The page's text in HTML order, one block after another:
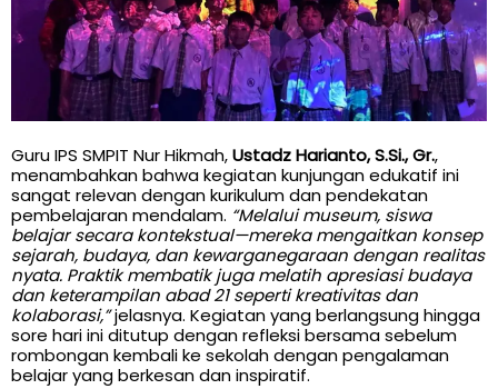
Guru IPS SMPIT Nur Hikmah,Ustadz Harianto, S.Si., Gr.,
menambahkan bahwa kegiatan kunjungan edukatif ini
sangat relevan dengan kurikulum dan pendekatan
pembelajaran mendalam. “Melalui museum, siswa
belajar secara kontekstual—mereka mengaitkan konsep
sejarah, budaya, dan kewarganegaraan dengan realitas
nyata. Praktik membatik juga melatih apresiasi budaya
dan keterampilan abad 21 seperti kreativitas dan
kolaborasi,”jelasnya. Kegiatan yang berlangsung hingga
sore hari ini ditutup dengan refleksi bersama sebelum
rombongan kembali ke sekolah dengan pengalaman
belajar yang berkesan dan inspiratif.